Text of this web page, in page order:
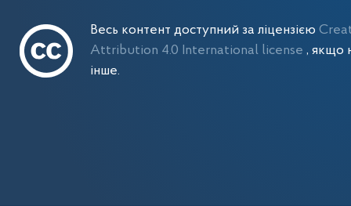
Весь контент доступний за ліцензією
Attribution 4.0 International license , якщо
інше.